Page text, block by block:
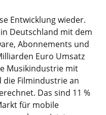
Entwicklung wieder.
Deutschland mit dem
Abonnements und
Euro Umsatz
Musikindustrie mit
die Filmindustrie an
Das sind 11 %
für mobile